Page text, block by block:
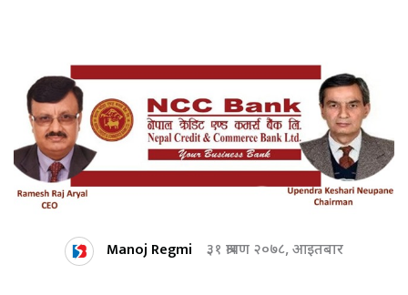
Manoj Regmi ३१ श्रावण २०७८, आइतबार